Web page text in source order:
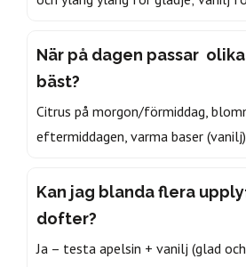
När på dagen passar
bäst?
Citrus på morgon/förmiddag,
eftermiddagen, varma baser
Kan jag blanda flera
dofter?
Ja – testa apelsin + vanilj (glad